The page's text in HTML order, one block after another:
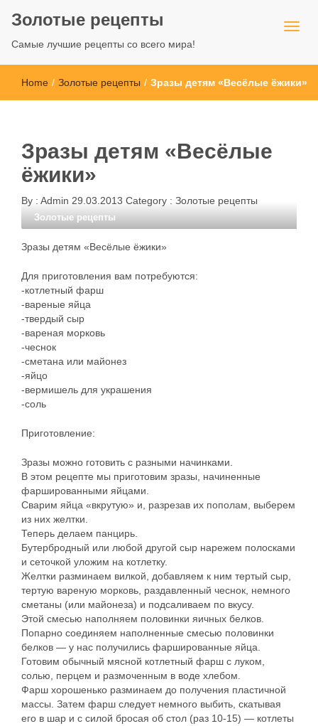
Золотые рецепты
Самые лучшие рецепты со всего мира!
Home / Золотые рецепты / Зразы детям «Весёлые ёжики»
Зразы детям «Весёлые
ёжики»
By : Admin 29.03.2013 Category : Золотые рецепты
Золотые рецепты
Зразы детям «Весёлые ёжики»
Для приготовления вам потребуются:
-котлетный фарш
-вареные яйца
-твердый сыр
-вареная морковь
-чеснок
-сметана или майонез
-яйцо
-вермишель для украшения
-соль
Приготовление:
Зразы можно готовить с разными начинками.
В этом рецепте мы приготовим зразы, начиненные
фаршированными яйцами.
Сварим яйца «вкрутую» и, разрезав их пополам, выберем
из них желтки.
Теперь делаем панцирь.
Бутербродный или любой другой сыр нарежем полосками
и сеточкой уложим на котлетку.
Желтки разминаем вилкой, добавляем к ним тертый сыр,
тертую вареную морковь, раздавленный чеснок, немного
сметаны (или майонеза) и подсаливаем по вкусу.
Этой смесью наполняем половинки яичных белков.
Попарно соединяем наполненные смесью половинки
белков — у нас получились фаршированные яйца.
Готовим обычный мясной котлетный фарш с луком,
солью, перцем и размоченным в воде хлебом.
Фарш хорошенько разминаем до получения пластичной
массы. Затем фарш следует немного выбить, скатывая
его в шар и с силой бросая об стол (раз 10-15) — котлеты